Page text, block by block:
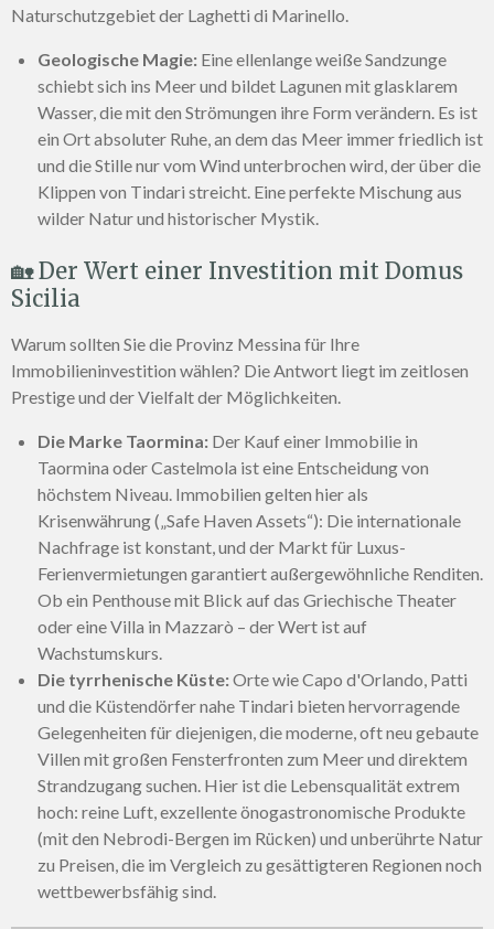
Naturschutzgebiet der Laghetti di Marinello.
Geologische Magie: Eine ellenlange weiße Sandzunge
schiebt sich ins Meer und bildet Lagunen mit glasklarem
Wasser, die mit den Strömungen ihre Form verändern. Es ist
ein Ort absoluter Ruhe, an dem das Meer immer friedlich ist
und die Stille nur vom Wind unterbrochen wird, der über die
Klippen von Tindari streicht. Eine perfekte Mischung aus
wilder Natur und historischer Mystik.
🏡 Der Wert einer Investition mit Domus
Sicilia
Warum sollten Sie die Provinz Messina für Ihre
Immobilieninvestition wählen? Die Antwort liegt im zeitlosen
Prestige und der Vielfalt der Möglichkeiten.
Die Marke Taormina: Der Kauf einer Immobilie in
Taormina oder Castelmola ist eine Entscheidung von
höchstem Niveau. Immobilien gelten hier als
Krisenwährung („Safe Haven Assets“): Die internationale
Nachfrage ist konstant, und der Markt für Luxus-
Ferienvermietungen garantiert außergewöhnliche Renditen.
Ob ein Penthouse mit Blick auf das Griechische Theater
oder eine Villa in Mazzarò – der Wert ist auf
Wachstumskurs.
Die tyrrhenische Küste:Orte wie Capo d'Orlando, Patti
und die Küstendörfer nahe Tindari bieten hervorragende
Gelegenheiten für diejenigen, die moderne, oft neu gebaute
Villen mit großen Fensterfronten zum Meer und direktem
Strandzugang suchen. Hier ist die Lebensqualität extrem
hoch: reine Luft, exzellente önogastronomische Produkte
(mit den Nebrodi-Bergen im Rücken) und unberührte Natur
zu Preisen, die im Vergleich zu gesättigteren Regionen noch
wettbewerbsfähig sind.